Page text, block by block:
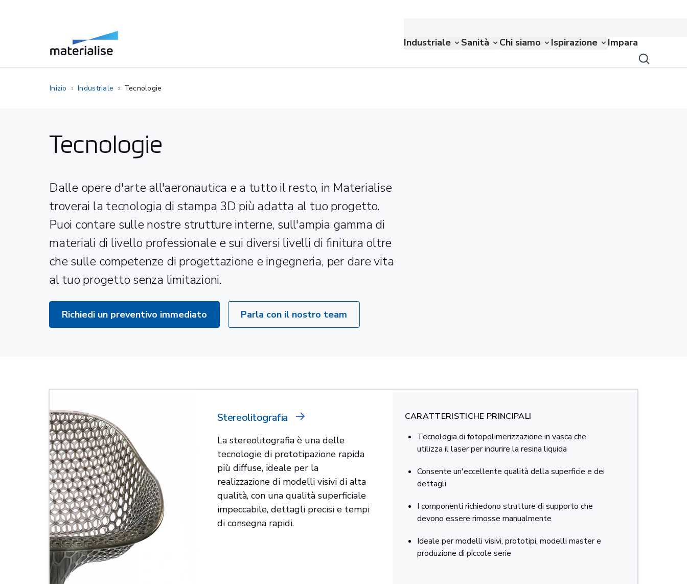
Industriale Sanità Chi siamo Ispirazione Impara
Inizio Industriale Tecnologie
Tecnologie
Dalle opere d'arte all'aeronautica e a tutto il resto, in Materialise
troverai la tecnologia di stampa 3D più adatta al tuo progetto.
Puoi contare sulle nostre strutture interne, sull'ampia gamma di
materiali di livello professionale e sui diversi livelli di finitura oltre
che sulle competenze di progettazione e ingegneria, per dare vita
al tuo progetto senza limitazioni.
Richiedi un preventivo immediato Parla con il nostro team
Stereolitografia
La stereolitografia è una delle
tecnologie di prototipazione rapida
più diffuse, ideale per la
realizzazione di modelli visivi di alta
qualità, con una qualità superficiale
impeccabile, dettagli precisi e tempi
di consegna rapidi.
CARATTERISTICHE PRINCIPALI
Tecnologia di fotopolimerizzazione in vasca che
utilizza il laser per indurire la resina liquida
Consente un'eccellente qualità della superficie e dei
dettagli
I componenti richiedono strutture di supporto che
devono essere rimosse manualmente
Ideale per modelli visivi, prototipi, modelli master e
produzione di piccole serie